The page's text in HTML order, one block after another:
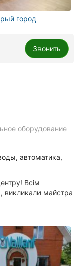
город
Звонить
оборудование
автоматика,
Всім
майстра